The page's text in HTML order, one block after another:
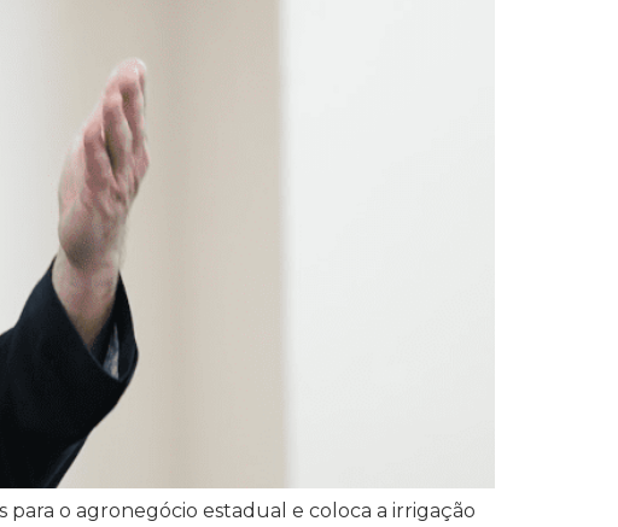
para o agronegócio estadual e coloca a irrigação